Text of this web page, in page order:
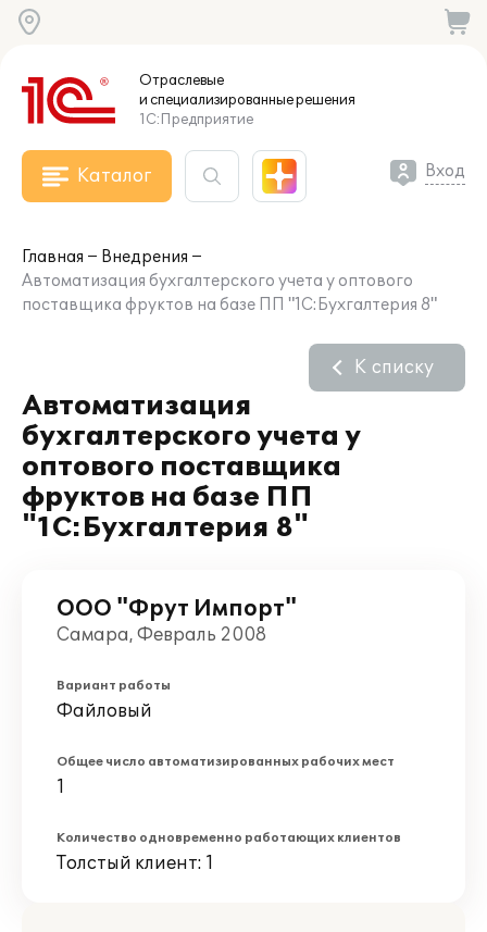
Отраслевые
и специализированныерешения
1С:Предприятие
Каталог Вход
Главная
Внедрения
Автоматизация бухгалтерского учета у оптового
поставщика фруктов на базе ПП "1С:Бухгалтерия 8"
Автоматизация
бухгалтерского учета у
оптового поставщика
фруктов на базе ПП
"1С:Бухгалтерия 8"
К списку
ООО "Фрут Импорт"
Самара, Февраль 2008
Вариант работы
Файловый
Общее число автоматизированных рабочих мест
1
Количество одновременно работающих клиентов
Толстый клиент: 1